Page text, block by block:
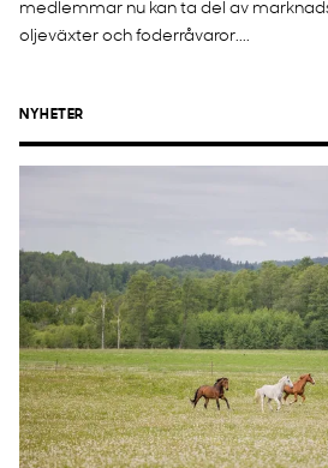
medlemmar nu kan ta del av
oljeväxter och foderråvaror....
NYHETER